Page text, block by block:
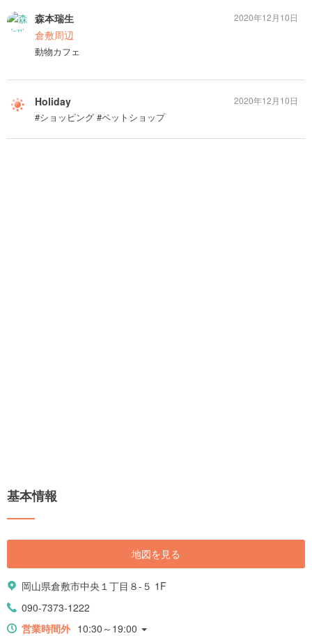
森本瑞生
倉敷周辺
動物カフェ
2020年12月10日
Holiday
#ショッピング #ペットショップ
2020年12月10日
基本情報
地図を見る
岡山県倉敷市中央１丁目８-５ 1F
090-7373-1222
営業時間外 10:30～19:00